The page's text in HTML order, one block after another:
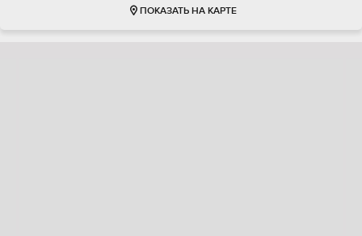
ПОКАЗАТЬ НА КАРТЕ